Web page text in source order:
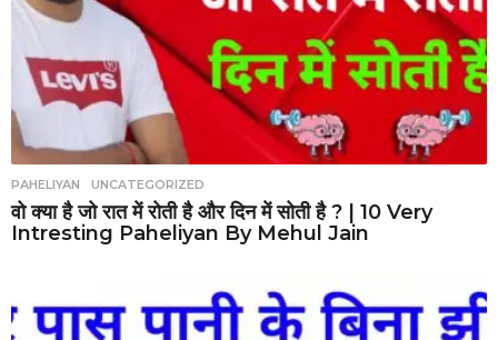
PAHELIYAN ,UNCATEGORIZED
वो क्या है जो रात में रोती है और दिन में सोती है ? | 10 Very
Intresting Paheliyan By Mehul Jain